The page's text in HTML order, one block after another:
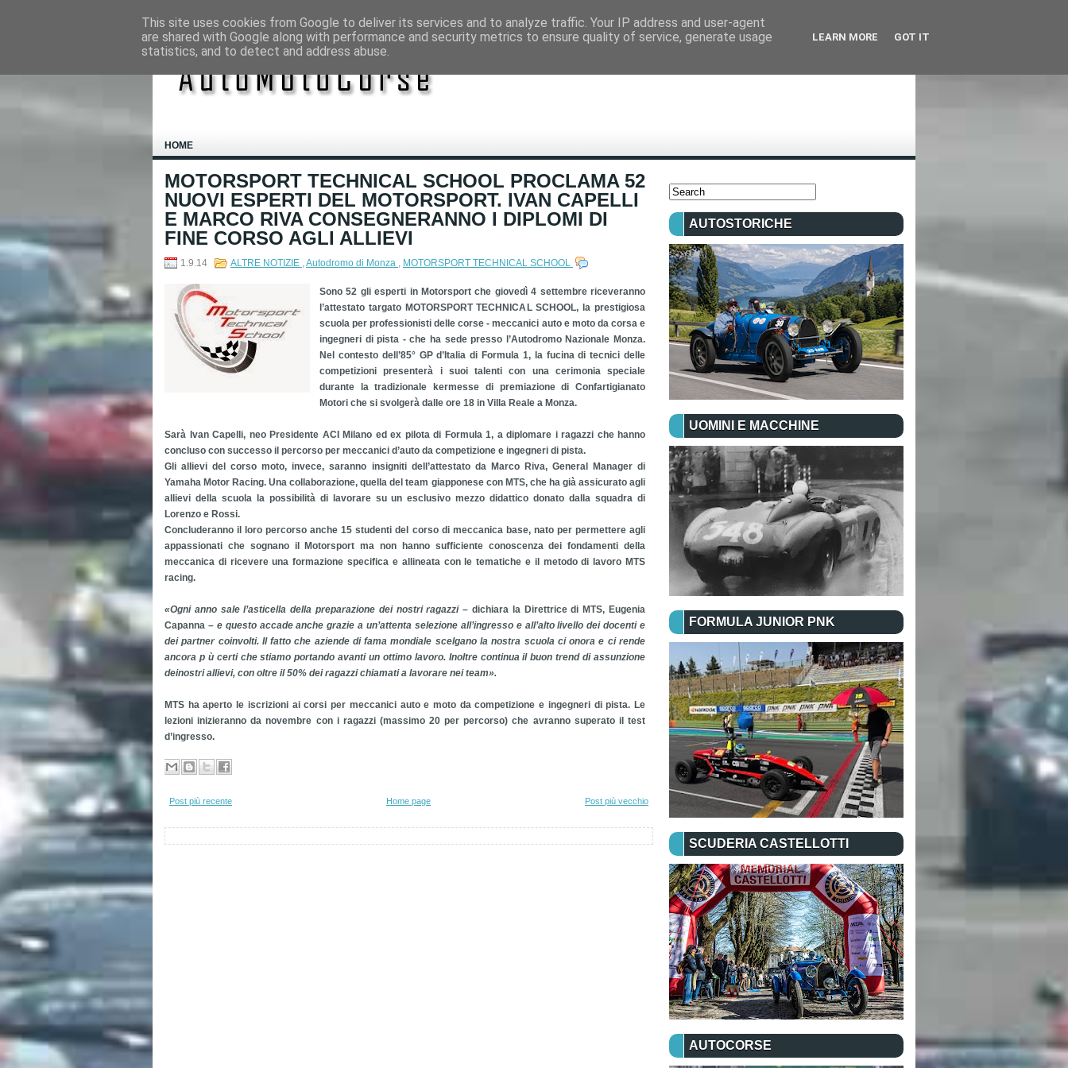
HOME
MOTORSPORT TECHNICAL SCHOOL PROCLAMA 52
NUOVI ESPERTI DEL MOTORSPORT. IVAN CAPELLI
E MARCO RIVA CONSEGNERANNO I DIPLOMI DI
FINE CORSO AGLI ALLIEVI
1.9.14 ALTRE NOTIZIE ,Autodromo di Monza , MOTORSPORT TECHNICAL SCHOOL
Sono 52 gli esperti in Motorsport che giovedì 4 settembre riceveranno
l’attestato targato MOTORSPORT TECHNICAL SCHOOL, la prestigiosa
scuola per professionisti delle corse - meccanici auto e moto da corsa e
ingegneri di pista - che ha sede presso l’Autodromo Nazionale Monza.
Nel contesto dell’85° GP d’Italia di Formula 1, la fucina di tecnici delle
competizioni presenterà i suoi talenti con una cerimonia speciale
durante la tradizionale kermesse di premiazione di Confartigianato
Motori che si svolgerà dalle ore 18 in Villa Reale a Monza.
Sarà Ivan Capelli, neo Presidente ACI Milano ed ex pilota di Formula 1, a diplomare i ragazzi che hanno
concluso con successo il percorso per meccanici d’auto da competizione e ingegneri di pista.
Gli allievi del corso moto, invece, saranno insigniti dell’attestato da Marco Riva, General Manager di
Yamaha Motor Racing. Una collaborazione, quella del team giapponese con MTS, che ha già assicurato agli
allievi della scuola la possibilità di lavorare su un esclusivo mezzo didattico donato dalla squadra di
Lorenzo e Rossi.
Concluderanno il loro percorso anche 15 studenti del corso di meccanica base, nato per permettere agli
appassionati che sognano il Motorsport ma non hanno sufficiente conoscenza dei fondamenti della
meccanica di ricevere una formazione specifica e allineata con le tematiche e il metodo di lavoro MTS
racing.
«Ogni anno sale l’asticella della preparazione dei nostri ragazzi– dichiara la Direttrice di MTS, Eugenia
Capanna – e questo accade anche grazie a un’attenta selezione all’ingresso e all’alto livello dei docenti e
dei partner coinvolti. Il fatto che aziende di fama mondiale scelgano la nostra scuola ci onora e ci rende
ancora p ù certi che stiamo portando avanti un ottimo lavoro. Inoltre continua il buon trend di assunzione
deinostri allievi, con oltre il 50% dei ragazzi chiamati a lavorare nei team».
MTS ha aperto le iscrizioni ai corsi per meccanici auto e moto da competizione e ingegneri di pista. Le
lezioni inizieranno da novembre con i ragazzi (massimo 20 per percorso) che avranno superato il test
d’ingresso.
Post più recente Post più vecchio
Home page
AUTOSTORICHE
UOMINI E MACCHINE
FORMULA JUNIOR PNK
SCUDERIA CASTELLOTTI
AUTOCORSE
This site uses cookies from Google to deliver its services and to analyze traffic. Your IP address and user-agent
are shared with Google along with performance and security metrics to ensure quality of service, generate usage
statistics, and to detect and address abuse.
LEARN MORE GOT IT